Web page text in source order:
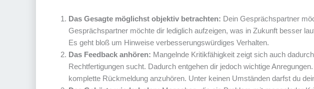
Das Gesagte möglichst objektiv betrachten: Dein Gesprächspartner
Gesprächspartner möchte dir lediglich aufzeigen, was in Zukunft besser
Es geht bloß um Hinweise verbesserungswürdiges Verhalten.
Das Feedback anhören: Mangelnde Kritikfähigkeit zeigt sich auch
Rechtfertigungen sucht. Dadurch entgehen dir jedoch wichtige
komplette Rückmeldung anzuhören. Unter keinen Umständen darfst du